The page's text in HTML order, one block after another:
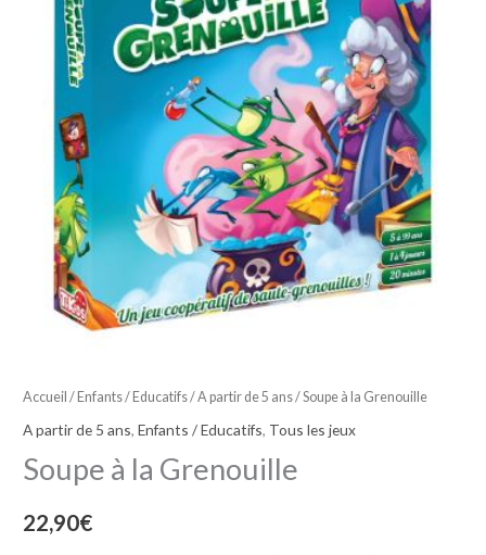
Accueil / Enfants / Educatifs/A partir de 5 ans/ Soupe à la Grenouille
A partir de 5 ans,Enfants / Educatifs, Tous les jeux
Soupe à la Grenouille
22,90€